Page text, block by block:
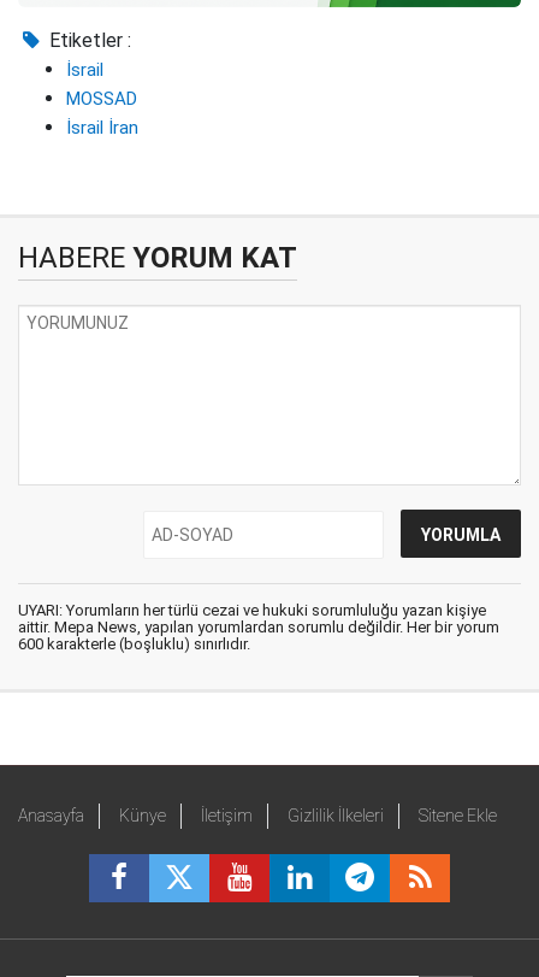
Etiketler :
İsrail
MOSSAD
İsrail İran
HABERE YORUM KAT
UYARI: Yorumların her türlü cezai ve hukuki sorumluluğu yazan kişiye
aittir. Mepa News, yapılan yorumlardan sorumlu değildir. Her bir yorum
600 karakterle (boşluklu) sınırlıdır.
Anasayfa Künye İletişim Gizlilik İlkeleri Sitene Ekle